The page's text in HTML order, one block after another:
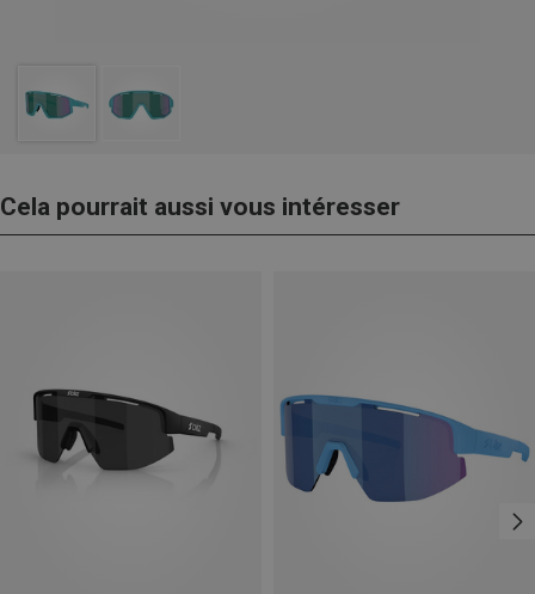
Cela pourrait aussi vous intéresser